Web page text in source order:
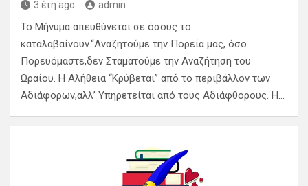
3 έτη ago admin
Το Μήνυμα απευθύνεται σε όσους το
καταλαβαίνουν.“Αναζητούμε την Πορεία μας, όσο
Πορευόμαστε,δεν Σταματούμε την Αναζήτηση του
Ωραίου. Η Αλήθεια “Κρύβεται” από το περιβάλλον των
Αδιάφορων,αλλ’ Υπηρετείται από τους Αδιάφθορους. Η…